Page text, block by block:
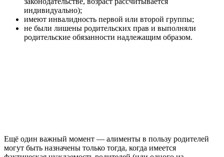
индивидуально);
имеют инвалидность первой или второй группы;
не были лишены родительских прав и выполняли
родительские обязанности надлежащим образом.
Ещё один важный момент — алименты в пользу родителей
могут быть назначены только тогда, когда имеется